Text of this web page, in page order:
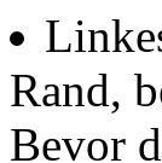
Rand,
Bevor